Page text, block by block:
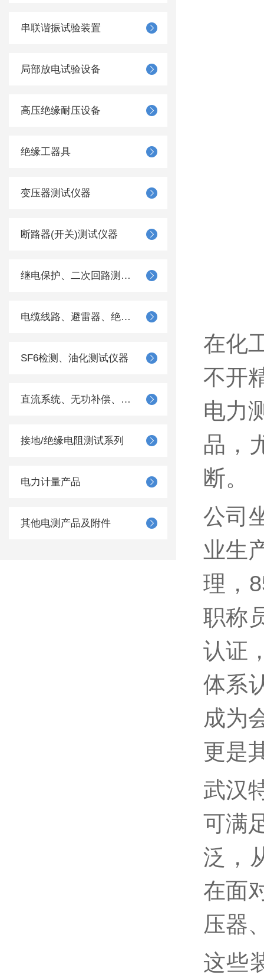
串联谐振试验装置
局部放电试验设备
高压绝缘耐压设备
绝缘工器具
变压器测试仪器
断路器(开关)测试仪器
继电保护、二次回路测试仪器
电缆线路、避雷器、绝缘子测试仪器
SF6检测、油化测试仪器
直流系统、无功补偿、电池电机检测仪器
接地/绝缘电阻测试系列
电力计量产品
其他电测产品及附件
在化
不开
电力
品，
断。
公司
业生
理，
职称
认证
体系
成为
更是
武汉
可满
泛，
在面
压器
这些